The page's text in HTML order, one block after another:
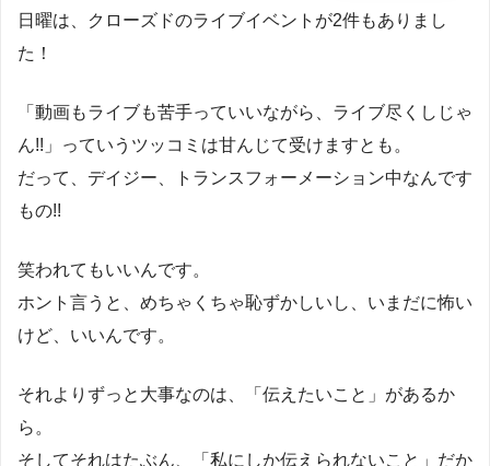
日曜は、クローズドのライブイベントが2件もありまし
た！
「動画もライブも苦手っていいながら、ライブ尽くしじゃ
ん!!」っていうツッコミは甘んじて受けますとも。
だって、デイジー、トランスフォーメーション中なんです
もの!!
笑われてもいいんです。
ホント言うと、めちゃくちゃ恥ずかしいし、いまだに怖い
けど、いいんです。
それよりずっと大事なのは、「伝えたいこと」があるか
ら。
そしてそれはたぶん、「私にしか伝えられないこと」だか